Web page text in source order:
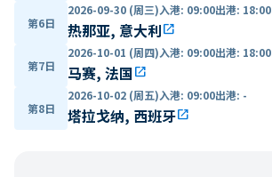
第6日
2026-09-30 (周三)入港: 09:00出港: 18:00
热那亚, 意大利open_in_new
第7日
2026-10-01 (周四)入港: 09:00出港: 18:00
马赛, 法国open_in_new
第8日
2026-10-02 (周五)入港: 09:00出港: -
塔拉戈纳, 西班牙open_in_new